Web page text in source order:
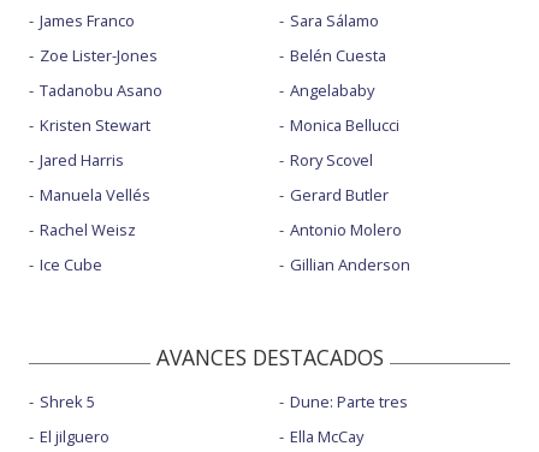
James Franco
Zoe Lister-Jones
Tadanobu Asano
Kristen Stewart
Jared Harris
Manuela Vellés
Rachel Weisz
Ice Cube
Sara Sálamo
Belén Cuesta
Angelababy
Monica Bellucci
Rory Scovel
Gerard Butler
Antonio Molero
Gillian Anderson
AVANCES DESTACADOS
Shrek 5
El jilguero
Dune: Parte tres
Ella McCay